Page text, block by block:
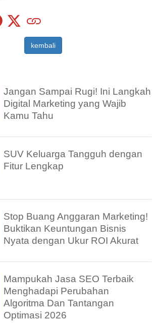
kembali
Jangan Sampai Rugi! Ini Langkah
Digital Marketing yang Wajib
Kamu Tahu
SUV Keluarga Tangguh dengan
Fitur Lengkap
Stop Buang Anggaran Marketing!
Buktikan Keuntungan Bisnis
Nyata dengan Ukur ROI Akurat
Mampukah Jasa SEO Terbaik
Menghadapi Perubahan
Algoritma Dan Tantangan
Optimasi 2026